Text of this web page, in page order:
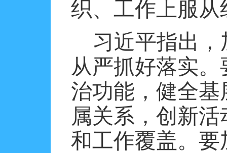
织、工作上服
习近平指出
从严抓好落实
治功能，健全
属关系，创新
和工作覆盖。